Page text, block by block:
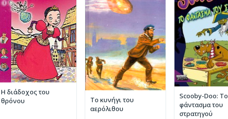
Η διάδοχος του
θρόνου
Το κυνήγι του
αερόλιθου
Scooby-Doo: Το
φάντασμα του
στρατηγού